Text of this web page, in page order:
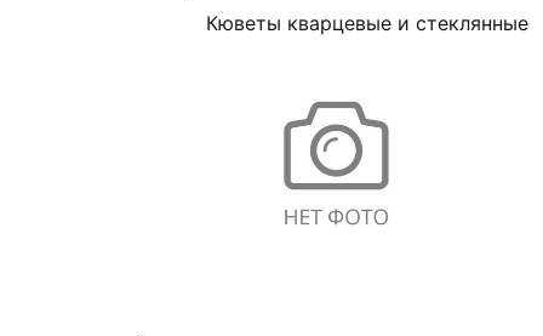
Кюветы кварцевые и стеклянные